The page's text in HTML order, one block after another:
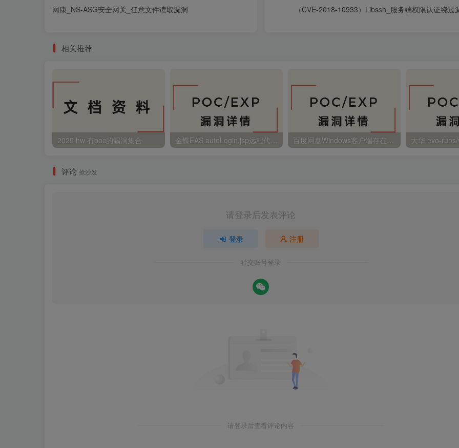
网康_NS-ASG安全网关_任意文件读取漏洞
（CVE-2018-10933）Libssh_服务端权限认证绕过
相关推荐
2025 hw 有poc的漏洞集合
评论 抢沙发
请登录后发表评论
登录 注册
社交账号登录
请登录后查看评论内容